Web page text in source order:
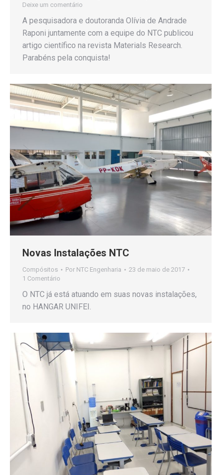
Deixe um comentário
A pesquisadora e doutoranda Olívia de Andrade
Raponi juntamente com a equipe do NTC publicou
artigo científico na revista Materials Research.
Parabéns pela conquista!
Novas Instalações NTC
Compósitos Por NTC Engenharia
23 de maio de 2017
1 Comentário
O NTC já está atuando em suas novas instalações,
no HANGAR UNIFEI.